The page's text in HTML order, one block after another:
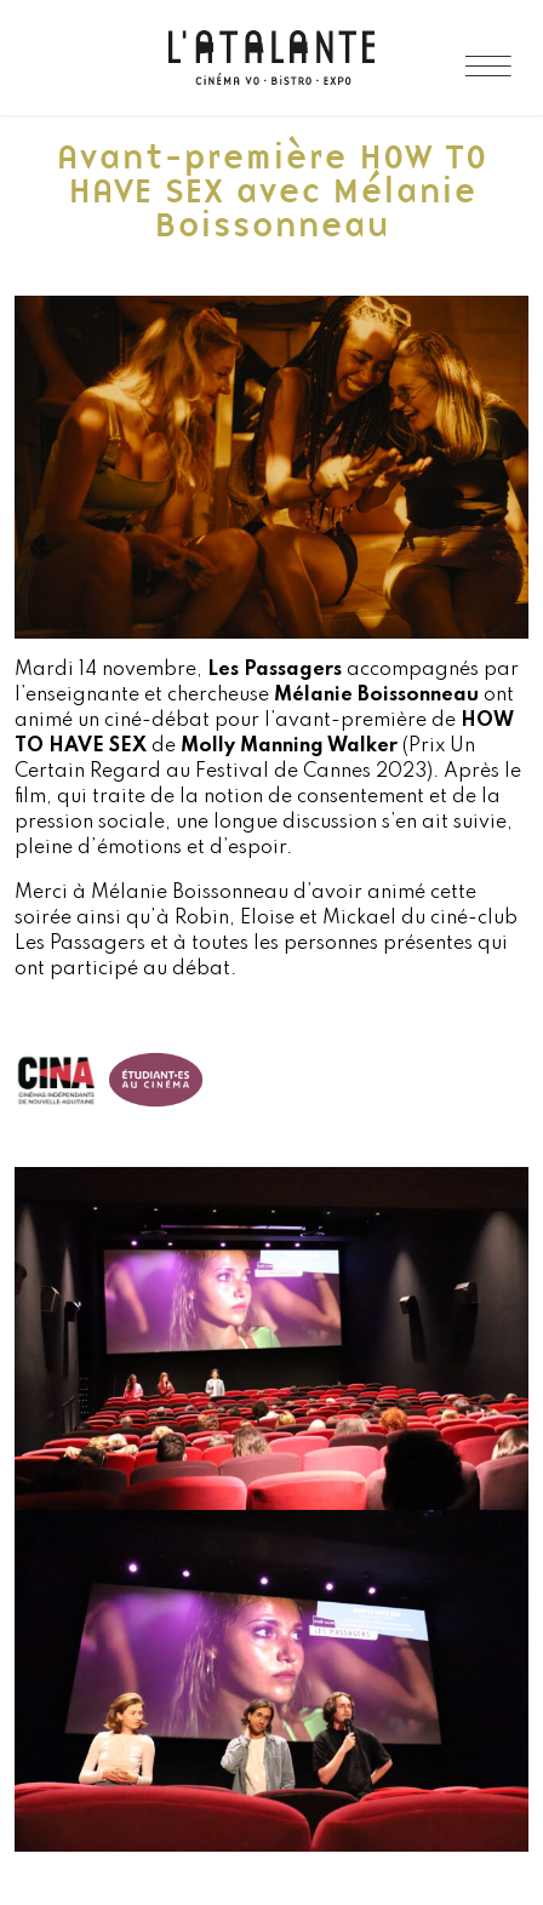
Avant-première HOW TO
HAVE SEX avec Mélanie
Boissonneau
Mardi 14 novembre, Les Passagers accompagnés par
l’enseignante et chercheuse Mélanie Boissonneau ont
animé un ciné-débat pour l’avant-première de HOW
TO HAVE SEX de Molly Manning Walker (Prix Un
Certain Regard au Festival de Cannes 2023). Après le
film, qui traite de la notion de consentement et de la
pression sociale, une longue discussion s’en ait suivie,
pleine d’émotions et d’espoir.
Merci à Mélanie Boissonneau d’avoir animé cette
soirée ainsi qu’à Robin, Eloise et Mickael du ciné-club
Les Passagers et à toutes les personnes présentes qui
ont participé au débat.